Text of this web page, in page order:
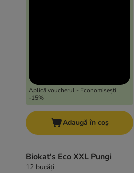
Aplică voucherul - Economisești
-15%
Adaugă în coș
Biokat's Eco XXL Pungi
12 bucăți